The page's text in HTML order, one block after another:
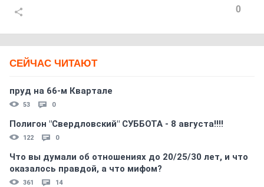
0
СЕЙЧАС ЧИТАЮТ
пруд на 66-м Квартале
53 0
Полигон "Свердловский" СУББОТА - 8 августа!!!!
122 0
Что вы думали об отношениях до 20/25/30 лет, и что
оказалось правдой, а что мифом?
361 14